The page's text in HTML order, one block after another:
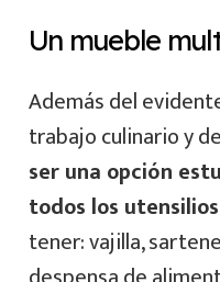
Un mueble
Además del
trabajo culinario y
ser una opción
todos los utensilios
tener: vajilla,